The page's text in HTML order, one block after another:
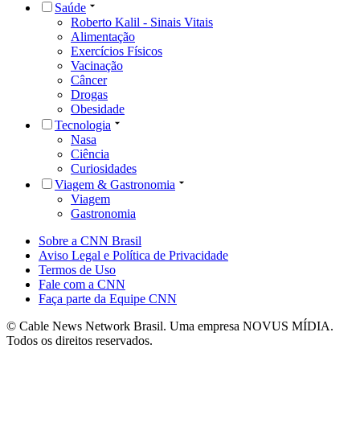
Saúde
Roberto Kalil - Sinais Vitais
Alimentação
Exercícios Físicos
Vacinação
Câncer
Drogas
Obesidade
Tecnologia
Nasa
Ciência
Curiosidades
Viagem & Gastronomia
Viagem
Gastronomia
Sobre a CNN Brasil
Aviso Legal e Política de Privacidade
Termos de Uso
Fale com a CNN
Faça parte da Equipe CNN
© Cable News Network Brasil. Uma empresa NOVUS MÍDIA.
Todos os direitos reservados.